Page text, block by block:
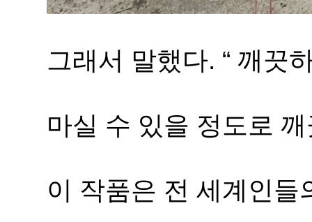
그래서 말했다. “ 깨끗
마실 수 있을 정도로
이 작품은 전 세계인